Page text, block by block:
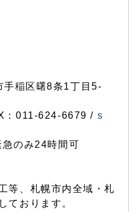
稲区曙8条1丁目5-
：011-624-6679 / s
のみ24時間可
等、札幌市内全域・札
ております。